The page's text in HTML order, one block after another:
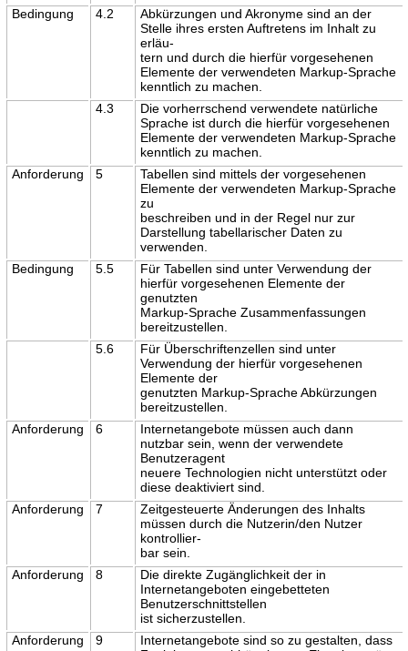
Bedingung
4.2
Abkürzungen und Akronyme sind an der
Stelle ihres ersten Auftretens im Inhalt zu
erläu-
tern und durch die hierfür vorgesehenen
Elemente der verwendeten Markup-Sprache
kenntlich zu machen.
4.3
Die vorherrschend verwendete natürliche
Sprache ist durch die hierfür vorgesehenen
Elemente der verwendeten Markup-Sprache
kenntlich zu machen.
Anforderung
5
Tabellen sind mittels der vorgesehenen
Elemente der verwendeten Markup-Sprache
zu
beschreiben und in der Regel nur zur
Darstellung tabellarischer Daten zu
verwenden.
Bedingung
5.5
Für Tabellen sind unter Verwendung der
hierfür vorgesehenen Elemente der
genutzten
Markup-Sprache Zusammenfassungen
bereitzustellen.
5.6
Für Überschriftenzellen sind unter
Verwendung der hierfür vorgesehenen
Elemente der
genutzten Markup-Sprache Abkürzungen
bereitzustellen.
Anforderung
6
Internetangebote müssen auch dann
nutzbar sein, wenn der verwendete
Benutzeragent
neuere Technologien nicht unterstützt oder
diese deaktiviert sind.
Anforderung
7
Zeitgesteuerte Änderungen des Inhalts
müssen durch die Nutzerin/den Nutzer
kontrollier-
bar sein.
Anforderung
8
Die direkte Zugänglichkeit der in
Internetangeboten eingebetteten
Benutzerschnittstellen
ist sicherzustellen.
Anforderung
9
Internetangebote sind so zu gestalten, dass